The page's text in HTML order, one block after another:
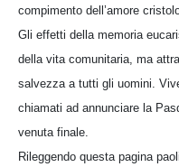
compimento dell’amore
Gli effetti della memoria
della vita comunitaria, ma
salvezza a tutti gli uomini.
chiamati ad annunciare la
venuta finale.
Rileggendo questa pagina